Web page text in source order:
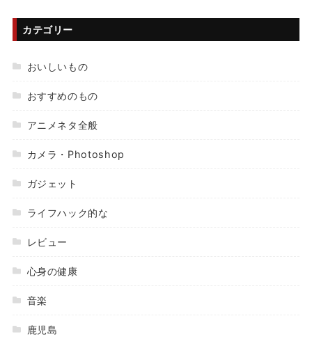
カテゴリー
おいしいもの
おすすめのもの
アニメネタ全般
カメラ・Photoshop
ガジェット
ライフハック的な
レビュー
心身の健康
音楽
鹿児島